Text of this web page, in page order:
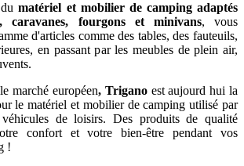
dumatériel et mobilier de camping adaptés
caravanes, fourgons et minivans, vous
d'articles comme des tables, des fauteuils,
en passant par les meubles de plein air,
marché européen, Trigano est aujourd hui la
le matériel et mobilier de camping utilisé par
véhicules de loisirs. Des produits de qualité
confort et votre bien-être pendant vos
!